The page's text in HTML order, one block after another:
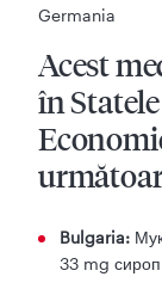
Germania
Acest
în
Bulgaria:
33 mg